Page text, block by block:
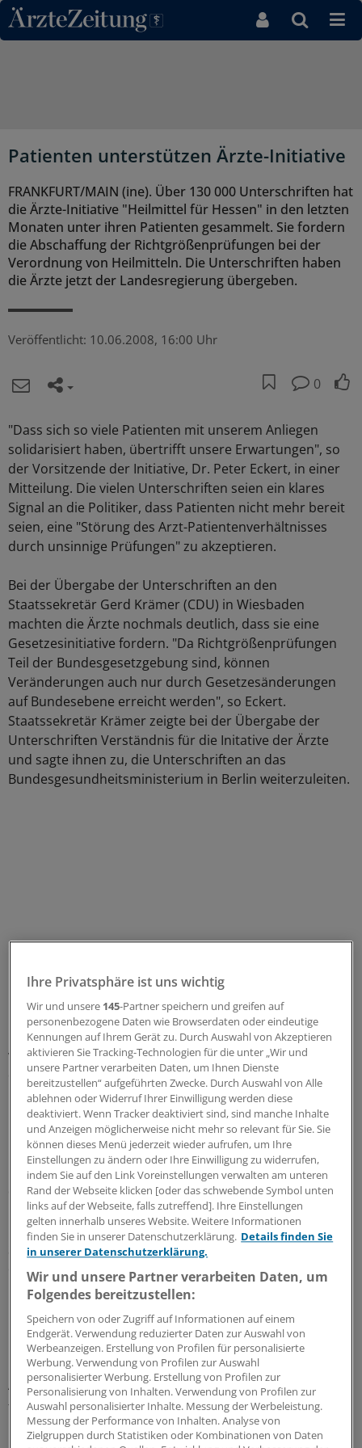
Direkt zum Inhaltsbereich
Patienten unterstützen Ärzte-Initiative
FRANKFURT/MAIN (ine). Über 130 000 Unterschriften hat
die Ärzte-Initiative "Heilmittel für Hessen" in den letzten
Monaten unter ihren Patienten gesammelt. Sie fordern
die Abschaffung der Richtgrößenprüfungen bei der
Verordnung von Heilmitteln. Die Unterschriften haben
die Ärzte jetzt der Landesregierung übergeben.
Veröffentlicht: 10.06.2008, 16:00 Uhr
0
"Dass sich so viele Patienten mit unserem Anliegen
solidarisiert haben, übertrifft unsere Erwartungen", so
der Vorsitzende der Initiative, Dr. Peter Eckert, in einer
Mitteilung. Die vielen Unterschriften seien ein klares
Signal an die Politiker, dass Patienten nicht mehr bereit
seien, eine "Störung des Arzt-Patientenverhältnisses
durch unsinnige Prüfungen" zu akzeptieren.
Bei der Übergabe der Unterschriften an den
Staatssekretär Gerd Krämer (CDU) in Wiesbaden
machten die Ärzte nochmals deutlich, dass sie eine
Gesetzesinitiative fordern. "Da Richtgrößenprüfungen
Teil der Bundesgesetzgebung sind, können
Veränderungen auch nur durch Gesetzesänderungen
auf Bundesebene erreicht werden", so Eckert.
Staatssekretär Krämer zeigte bei der Übergabe der
Unterschriften Verständnis für die Initative der Ärzte
und sagte ihnen zu, die Unterschriften an das
Bundesgesundheitsministerium in Berlin weiterzuleiten.
Die Initiative "Heilmittel für Hessen" wird unter anderem
von der Kassenärztlichen Vereinigung (KV) Hessen und
der Landesärztekammer und von vielen
Berufsverbänden unterstützt (wir berichteten). Sie war
im Sommer 2007 gegründet worden, nachdem in
Hessen über 1100 Ärzte und Psychotherapeuten vom
Prüfungsausschuss informiert worden sind, dass ihnen
Regresse in bis zu sechsstelliger Höhe drohen, weil sie
die Richtgrößen überschritten haben. Zwar musten
letztendlich nur etwa 89 Ärzte mit einem Verfahren
rechnen, die Ärzte hat der Vorfall trotzdem aufgebracht.
Sie fordern, dass ihre Praxen nicht länger der Gefahr
existenzbedrohender Regresse ausgesetzt werden.
"Es ist offensichtlich, dass das Prüfinstrument
untauglich ist", sagt auch die KV-Chefin Dr. Margita Bert.
Die Prüfungen müssten umgehend abgeschafft werden.
Ärzte kämpfen
für die Abschaffung der Regresse.
Ihre Privatsphäre ist uns wichtig
Wir und unsere 145-Partner speichern und greifen auf
personenbezogene Daten wie Browserdaten oder eindeutige
Kennungen auf Ihrem Gerät zu. Durch Auswahl von Akzeptieren
aktivieren Sie Tracking-Technologien für die unter „Wir und
unsere Partner verarbeiten Daten, um Ihnen Dienste
bereitzustellen“ aufgeführten Zwecke. Durch Auswahl von Alle
ablehnen oder Widerruf Ihrer Einwilligung werden diese
deaktiviert. Wenn Tracker deaktiviert sind, sind manche Inhalte
und Anzeigen möglicherweise nicht mehr so relevant für Sie. Sie
können dieses Menü jederzeit wieder aufrufen, um Ihre
Einstellungen zu ändern oder Ihre Einwilligung zu widerrufen,
indem Sie auf den Link Voreinstellungen verwalten am unteren
Rand der Webseite klicken [oder das schwebende Symbol unten
links auf der Webseite, falls zutreffend]. Ihre Einstellungen
gelten innerhalb unseres Website. Weitere Informationen
finden Sie in unserer Datenschutzerklärung. Details finden Sie
in unserer Datenschutzerklärung.
Wir und unsere Partner verarbeiten Daten, um
Folgendes bereitzustellen:
Speichern von oder Zugriff auf Informationen auf einem
Endgerät. Verwendung reduzierter Daten zur Auswahl von
Werbeanzeigen. Erstellung von Profilen für personalisierte
Werbung. Verwendung von Profilen zur Auswahl
personalisierter Werbung. Erstellung von Profilen zur
Personalisierung von Inhalten. Verwendung von Profilen zur
Auswahl personalisierter Inhalte. Messung der Werbeleistung.
Messung der Performance von Inhalten. Analyse von
Zielgruppen durch Statistiken oder Kombinationen von Daten